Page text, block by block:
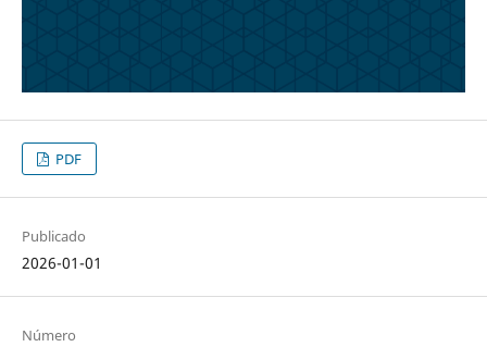
PDF
Publicado
2026-01-01
Número